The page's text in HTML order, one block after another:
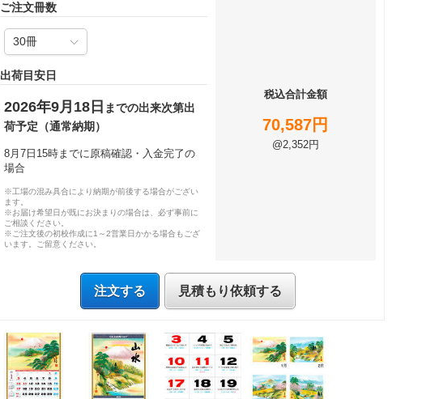
ご注文冊数
出荷目安日
2026年9月18日 までの出来次第出
荷予定（通常納期）
8月7日15時までに原稿確認・入金完了の
場合
※工場の混み具合により納期が前後する場合がござい
ます。
※お届け希望日が既にお決まりの場合は、必ず事前に
ご相談ください。
※ご注文後の初校作成に1～2営業日かかる場合もござ
います。ご留意ください。
税込合計金額
70,587円
@2,352円
注文する 見積もり依頼する